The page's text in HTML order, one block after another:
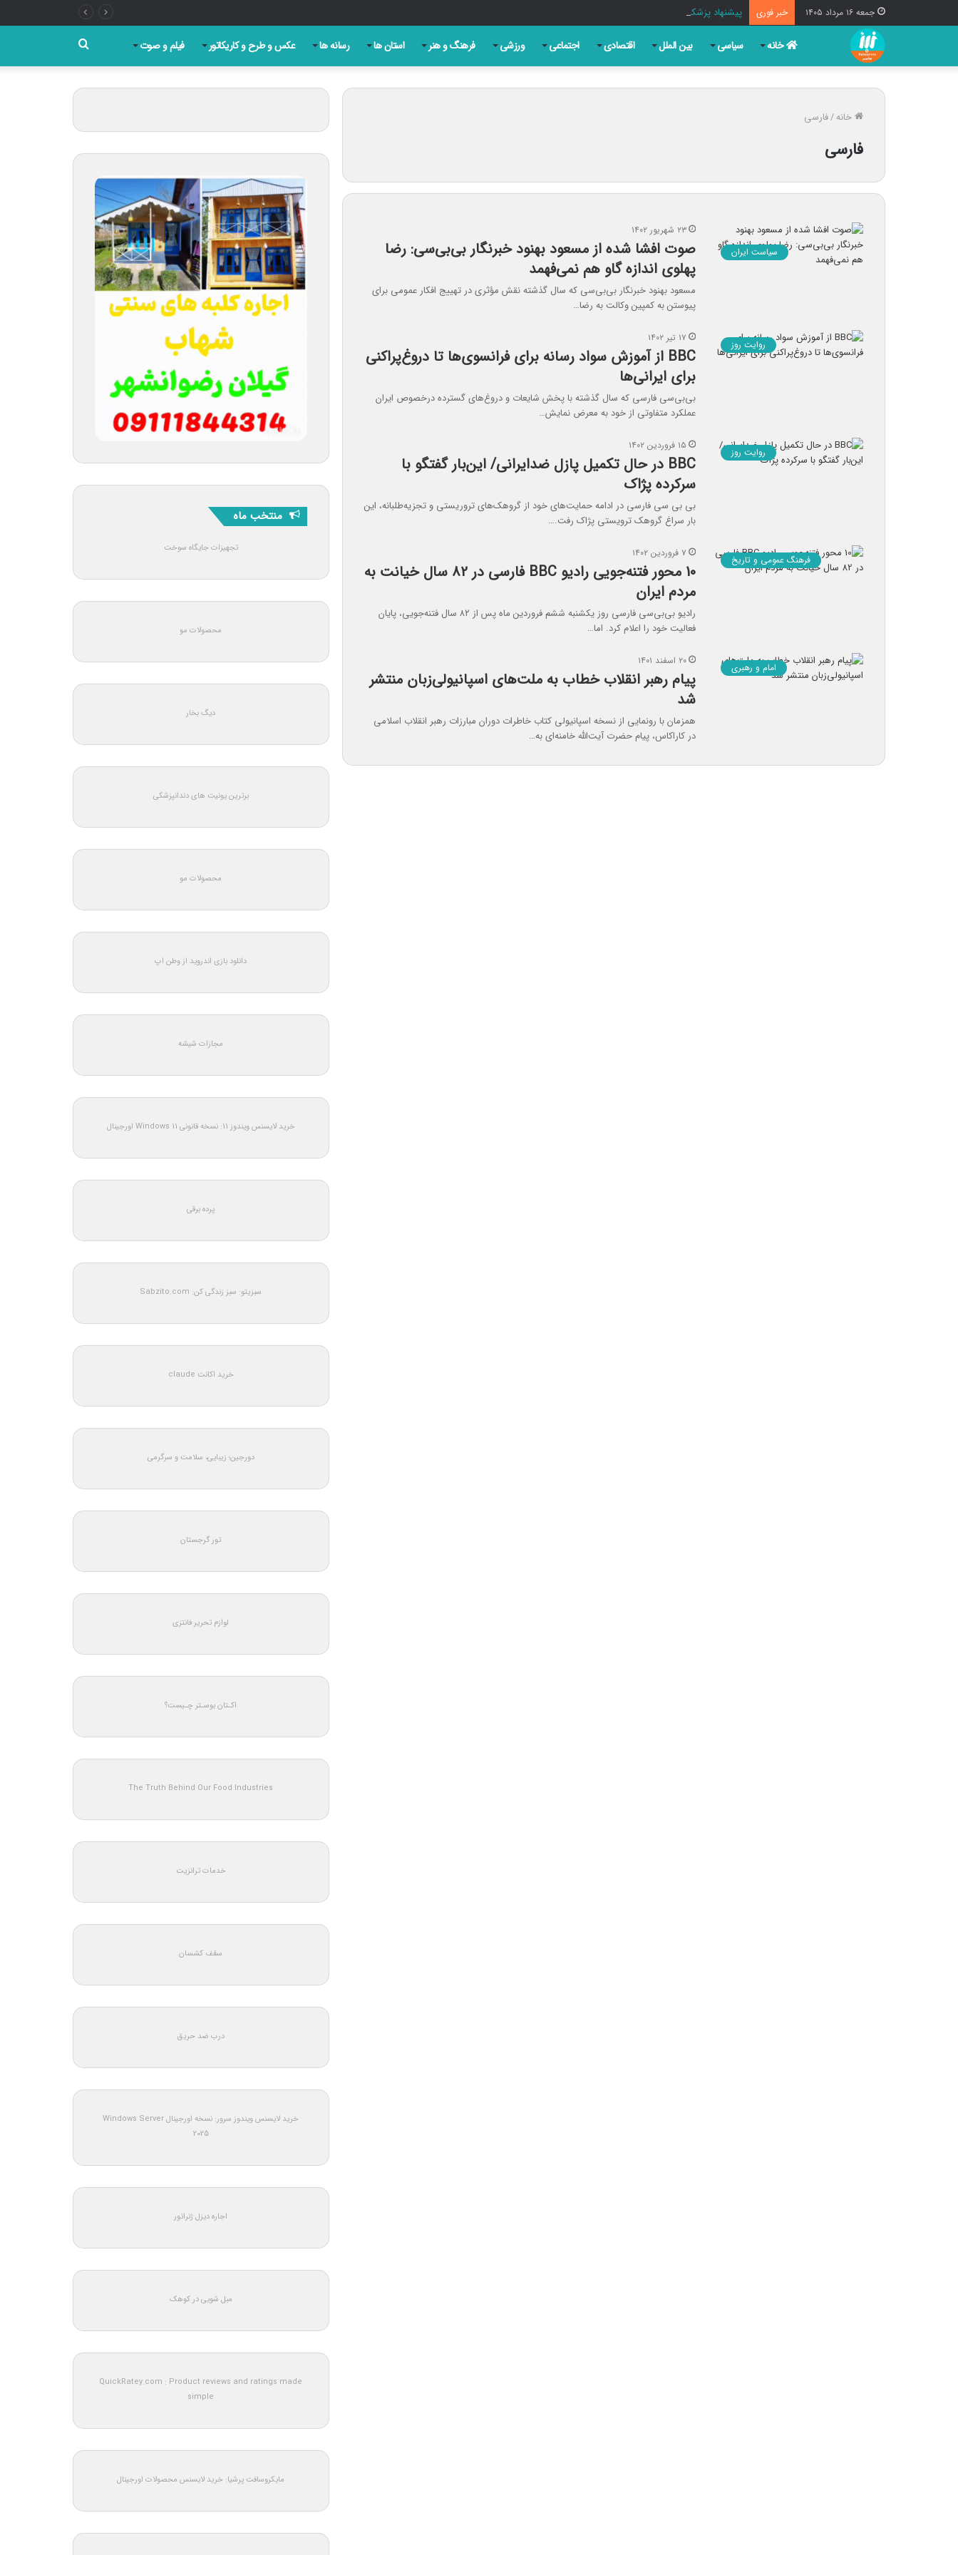
جمعه ۱۶ مرداد ۱۴۰۵ خبر فوری پیشنهاد پزشکیان برای نامگذاری روز تبریز به بهانه سالروز مشروطه
خانه سیاسی بین الملل اقتصادی اجتماعی ورزشی فرهنگ و هنر استان ها رسانه ها عکس و طرح و کاریکاتور فیلم و صوت
برای
خانه/فارسی
فارسی
سیاست ایران
۲۳ شهریور ۱۴۰۲
صوت افشا شده از مسعود بهنود خبرنگار بی‌بی‌سی: رضا
پهلوی اندازه گاو هم نمی‌فهمد
مسعود بهنود خبرنگار بی‌بی‌سی که سال گذشته نقش مؤثری در تهییج افکار عمومی برای
پیوستن به کمپین وکالت به رضا…
روایت روز
۱۷ تیر ۱۴۰۲
BBC از آموزش سواد رسانه‌ برای فرانسوی‌ها تا دروغ‌پراکنی
برای ایرانی‌ها
بی‌بی‌سی فارسی که سال گذشته با پخش شایعات و درو‌غ‌های گسترده درخصوص ایران
عملکرد متفاوتی از خود به معرض نمایش…
روایت روز
۱۵ فروردین ۱۴۰۲
BBC در حال تکمیل پازل ضدایرانی/ این‌بار گفتگو با
سرکرده پژاک
بی بی سی فارسی در ادامه حمایت‌های خود از گروهک‌های تروریستی و تجزیه‌طلبانه، این
بار سراغ گروهک ترویستی پژاک رفت.…
فرهنگ عمومی و تاریخ
۷ فروردین ۱۴۰۲
10 محور فتنه‌جویی رادیو BBC فارسی در 82 سال خیانت به
مردم ایران
رادیو بی‌بی‌سی فارسی روز یکشنبه ششم فروردین ماه پس از ۸۲ سال فتنه‌جویی، پایان
فعالیت خود را اعلام کرد. اما…
امام و رهبری
۲۰ اسفند ۱۴۰۱
پیام رهبر انقلاب خطاب به ملت‌های اسپانیولی‌زبان منتشر
شد
همزمان با رونمایی از نسخه اسپانیولی کتاب خاطرات دوران مبارزات رهبر انقلاب اسلامی
در کاراکاس، پیام حضرت آیت‌الله خامنه‌ای به…
منتخب ماه
تجهیزات جایگاه سوخت
محصولات مو
دیگ بخار
برترین یونیت های دندانپزشکی
محصولات مو
دانلود بازی اندروید از وطن اپ
مجازات شیشه
خرید لایسنس ویندوز 11: نسخه قانونی Windows 11 اورجینال
پرده برقی
سبزیتو: سبز زندگی کن: Sabzito.com
خرید اکانت claude
دورجین؛ زیبایی، سلامت و سرگرمی
تور گرجستان
لوازم تحریر فانتزی
اکـتان بوسـتر چـیست؟
The Truth Behind Our Food Industries
خدمات ترانزیت
سقف کشسان
درب ضد حریق
خرید لایسنس ویندوز سرور: نسخه اورجینال Windows Server
2025
اجاره دیزل ژنراتور
مبل شویی در کوهک
QuickRatey.com : Product reviews and ratings made
simple
مایکروسافت پرشیا: خرید لایسنس محصولات اورجینال